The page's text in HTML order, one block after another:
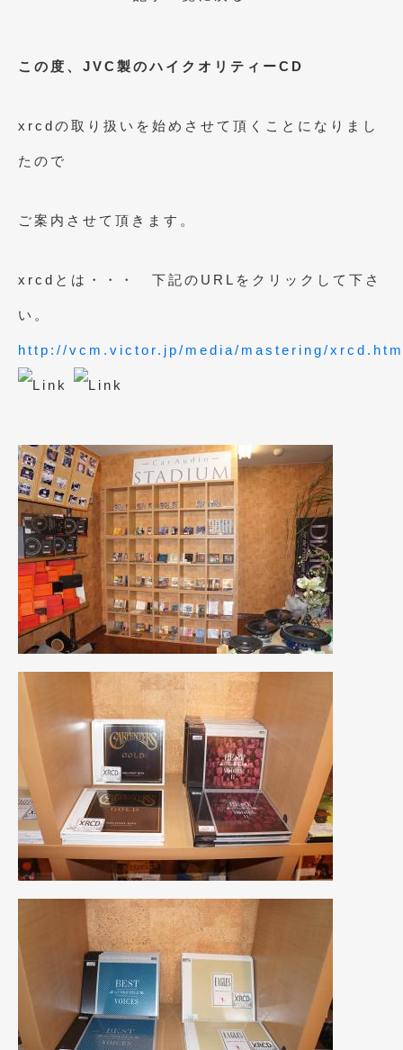
2024年12月 (1)
2024年7月(1)
2023年12月 (2)
2023年10月 (2)
2023年8月(2)
2023年4月
2022年10月(2)
2022年8月(1)
2022年4月(2)
2022年1月(3)
2021年12月(2)
2021年8月(2)
2021年7月(7)
2021年4月 (1)
2021年3月(1)
2021年1月(2)
2020年12月(2)
2020年11月(2)
2020年10月(1)
2020年9月(3)
2020年8月(4)
2020年7月(3)
2020年6月(2)
この度、JVC製のハイクオリティーCD
xrcdの取り扱いを始めさせて頂くことになりまし
たので
ご案内させて頂きます。
xrcdとは・・・ 下記のURLをクリックして下さ
い。
http://vcm.victor.jp/media/mastering/